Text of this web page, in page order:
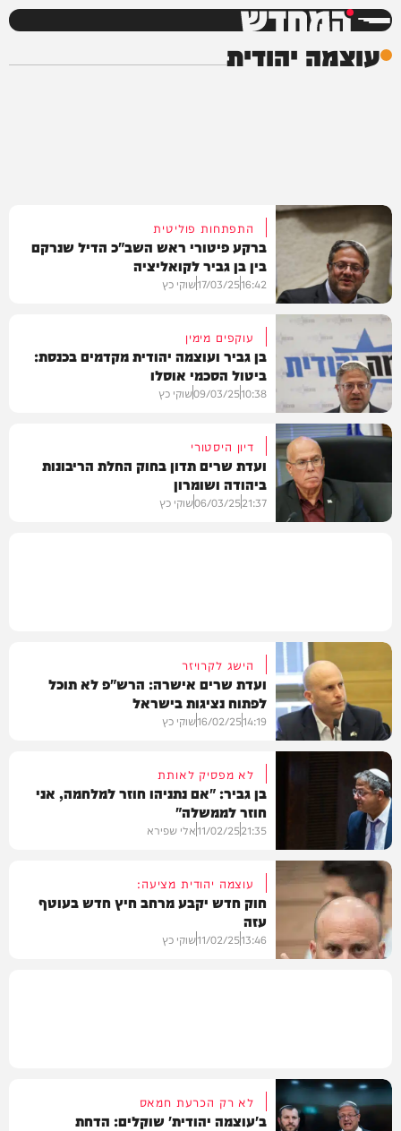
המחדש
עוצמה יהודית
חדשות
התפתחות פוליטית
ברקע פיטורי ראש השב"כ הדיל שנרקם
בין בן גביר לקואליציה
16:42
17/03/25שוקי כץ
פוליטי
עוקפים מימין
בן גביר ועוצמה יהודית מקדמים בכנסת:
ביטול הסכמי אוסלו
10:38
09/03/25שוקי כץ
דיון היסטורי
ועדת שרים תדון בחוק החלת הריבונות
ביהודה ושומרון
21:37
06/03/25שוקי כץ
פוליטי
הישג לקרויזר
ועדת שרים אישרה: הרש"פ לא תוכל
לפתוח נציגות בישראל
14:19
16/02/25שוקי כץ
חדשות
לא מפסיק לאותת
בן גביר: "אם נתניהו חוזר למלחמה, אני
חוזר לממשלה"
21:35
11/02/25אלי שפירא
עוצמה יהודית מציעה:
חוק חדש יקבע מרחב חיץ חדש בעוטף
עזה
13:46
11/02/25שוקי כץ
לא רק הכרעת חמאס
ב'עוצמה יהודית' שוקלים: הדחת